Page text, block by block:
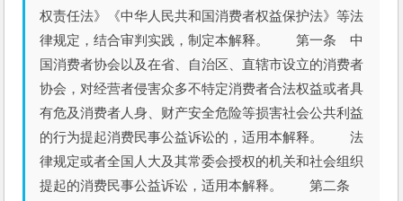
权责任法》《中华人民共和国消费者权益保护法》等法
律规定，结合审判实践，制定本解释。 第一条 中
国消费者协会以及在省、自治区、直辖市设立的消费者
协会，对经营者侵害众多不特定消费者合法权益或者具
有危及消费者人身、财产安全危险等损害社会公共利益
的行为提起消费民事公益诉讼的，适用本解释。 法
律规定或者全国人大及其常委会授权的机关和社会组织
提起的消费民事公益诉讼，适用本解释。 第二条